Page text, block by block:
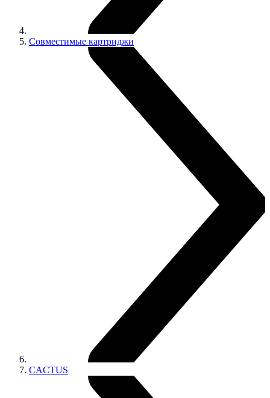
Совместимые картриджи
CACTUS